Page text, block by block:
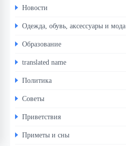
Новости
Одежда, обувь, аксессуары и мода
Образование
translated name
Политика
Советы
Приветствия
Приметы и сны